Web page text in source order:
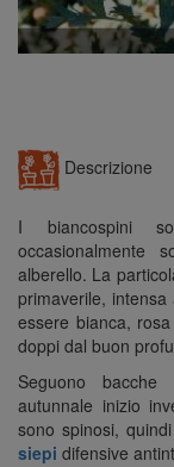
Descrizione
I biancospini
occasionalmente
alberello. La
primaverile,
essere bianca,
doppi dal buon
Seguono
autunnale inizio
sono spinosi,
siepi difensive